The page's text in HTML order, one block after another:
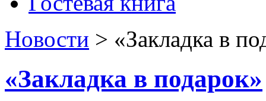
Новости > «Закладка в
«Закладка в подарок»